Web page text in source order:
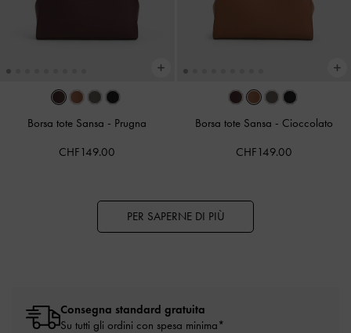
Borsa tote Sansa - Prugna
CHF149.00
Borsa tote Sansa - Cioccolato
CHF149.00
PER SAPERNE DI PIÙ
Consegna standard gratuita
Su tutti gli ordini con spesa minima*